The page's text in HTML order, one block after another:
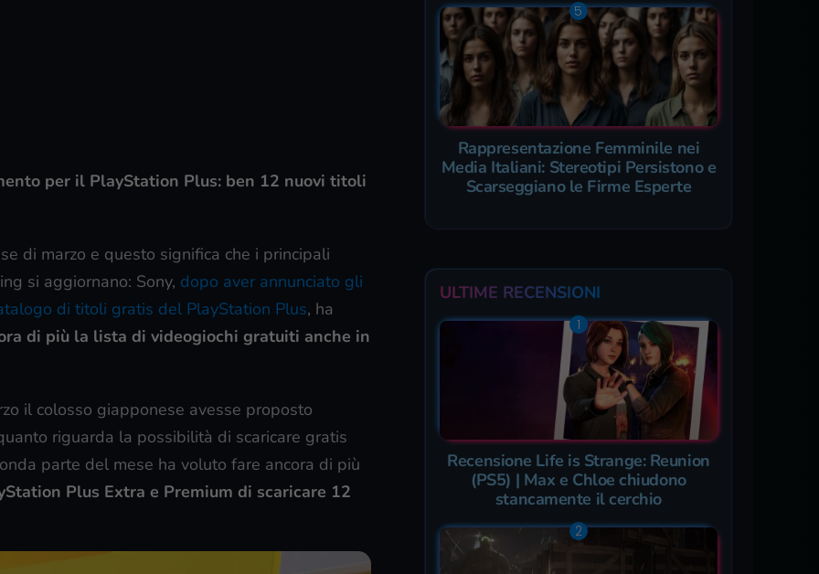
per il PlayStation Plus: ben 12 nuovi titoli
di marzo e questo significa che i principali
si aggiornano: Sony, dopo aver annunciato gli
di titoli gratis del PlayStation Plus, ha
di più la lista di videogiochi gratuiti anche in
il colosso giapponese avesse proposto
riguarda la possibilità di scaricare gratis
parte del mese ha voluto fare ancora di più
Plus Extra e Premium di scaricare 12
Rappresentazione Femminile nei
Media Italiani: Stereotipi Persistono e
Scarseggiano le Firme Esperte
ULTIME RECENSIONI
Recensione Life is Strange: Reunion
(PS5) | Max e Chloe chiudono
stancamente il cerchio